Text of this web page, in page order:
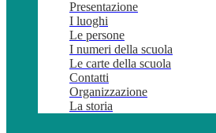
Presentazione
I luoghi
Le persone
I numeri della scuola
Le carte della scuola
Contatti
Organizzazione
La storia